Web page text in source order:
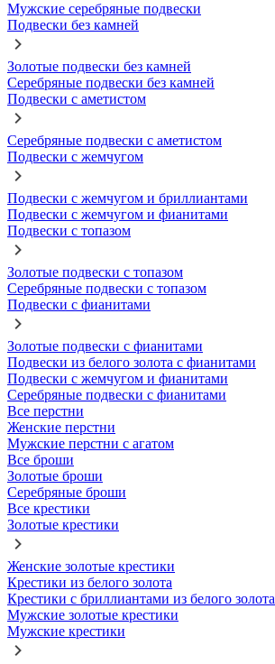
Мужские серебряные подвески
Подвески без камней
Золотые подвески без камней
Серебряные подвески без камней
Подвески с аметистом
Серебряные подвески с аметистом
Подвески с жемчугом
Подвески с жемчугом и бриллиантами
Подвески с жемчугом и фианитами
Подвески с топазом
Золотые подвески с топазом
Серебряные подвески с топазом
Подвески с фианитами
Золотые подвески с фианитами
Подвески из белого золота с фианитами
Подвески с жемчугом и фианитами
Серебряные подвески с фианитами
Все перстни
Женские перстни
Мужские перстни с агатом
Все броши
Золотые броши
Серебряные броши
Все крестики
Золотые крестики
Женские золотые крестики
Крестики из белого золота
Крестики с бриллиантами из белого золота
Мужские золотые крестики
Мужские крестики